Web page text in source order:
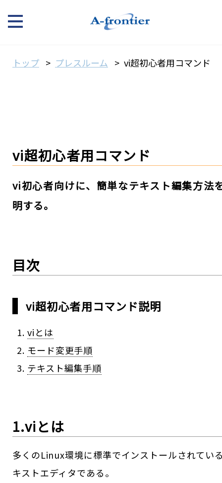
トップ プレスルーム vi超初心者用コマンド
vi超初心者用コマンド
vi初心者向けに、簡単なテキスト編集方法
明する。
目次
vi超初心者用コマンド説明
viとは
モード変更手順
テキスト編集手順
1.viとは
多くのLinux環境に標準でインストールされてい
キストエディタである。